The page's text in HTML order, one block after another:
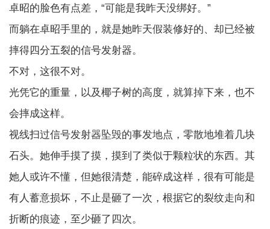
卓昭的脸色有点差，“可能是我昨天没绑好。”
而躺在卓昭手里的，就是她昨天假装修好的、却已经被
摔得四分五裂的信号发射器。
不对，这很不对。
光凭它的重量，以及椰子树的高度，就算掉下来，也不
会摔成这样。
视线扫过信号发射器坠毁的事发地点，零散地堆着几块
石头。她伸手摸了摸，摸到了类似于颗粒状的东西。其
她人或许不懂，但她很清楚，能碎成这样，很有可能是
有人蓄意损坏，不止是砸了一次，根据它的裂纹走向和
折断的痕迹，至少砸了四次。